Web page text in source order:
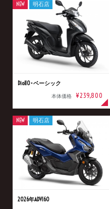
Dio110･ベーシック
本体価格 ¥239,800
NEW 明石店
2026年ADV160
NEW 明石店